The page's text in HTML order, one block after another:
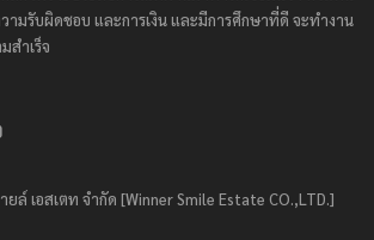
ามรับผิดชอบ และการเงิน และมีการศึกษาที่ดี จะทำงาน
สำเร็จ
ล์ เอสเตท จำกัด [Winner Smile Estate CO.,LTD.]